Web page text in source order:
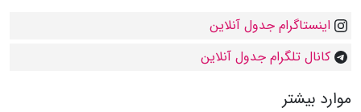
اینستاگرام جدول آنلاین
کانال تلگرام جدول آنلاین
موارد بیشتر